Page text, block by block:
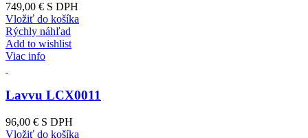
749,00 € S DPH
Vložiť do košíka
Rýchly náhľad
Add to wishlist
Viac info
Lavvu LCX0011
96,00 € S DPH
Vložiť do košíka